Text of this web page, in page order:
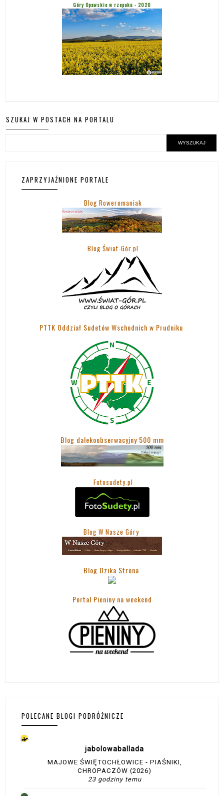
Góry Opawskie w rzepaku - 2020
SZUKAJ W POSTACH NA PORTALU
ZAPRZYJAŹNIONE PORTALE
Blog Roweromaniak
Blog Świat-Gór.pl
PTTK Oddział Sudetów Wschodnich w Prudniku
Blog dalekoobserwacyjny 500 mm
Fotosudety.pl
Blog W Nasze Góry
Blog Dzika Strona
Portal Pieniny na weekend
POLECANE BLOGI PODRÓŻNICZE
jabolowaballada
MAJOWE ŚWIĘTOCHŁOWICE - PIAŚNIKI,
CHROPACZÓW (2026)
23 godziny temu